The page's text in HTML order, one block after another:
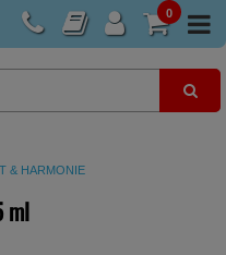
0
& HARMONIE
ml